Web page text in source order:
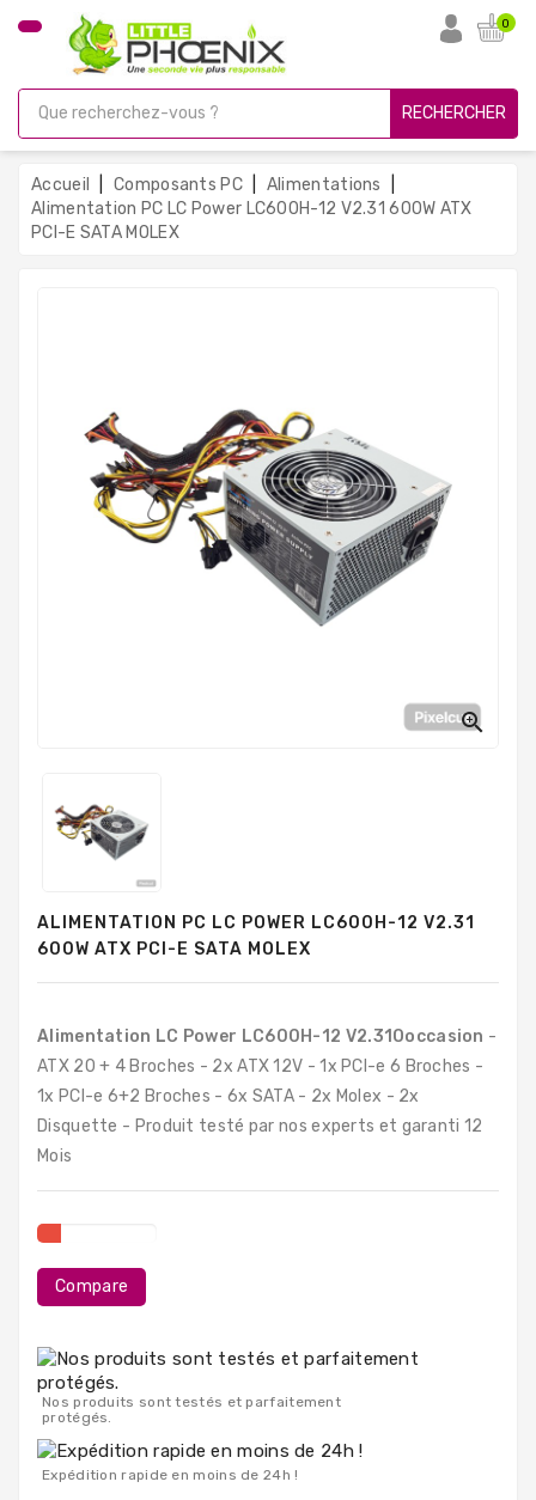
CATÉGORIE
Gamer
Unités
Centrales
Reconditionnées
Mémoires
Durs
Composants
Composants
PC
Destockage
0
RECHERCHER
Accueil Composants PC
Alimentations
Alimentation PC LC Power LC600H-12 V2.31 600W ATX
PCI-E SATA MOLEX

ALIMENTATION PC LC POWER LC600H-12 V2.31
600W ATX PCI-E SATA MOLEX
Alimentation LC Power LC600H-12 V2.31Ooccasion -
ATX 20 + 4 Broches - 2x ATX 12V - 1x PCI-e 6 Broches -
1x PCI-e 6+2 Broches - 6x SATA - 2x Molex - 2x
Disquette - Produit testé par nos experts et garanti 12
Mois
Compare
Nos produits sont testés et parfaitement
protégés.
Expédition rapide en moins de 24h !